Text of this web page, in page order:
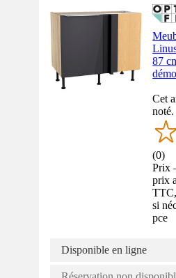
87
Cet
noté.
(0)
Prix
prix
si
pce
Disponible en ligne